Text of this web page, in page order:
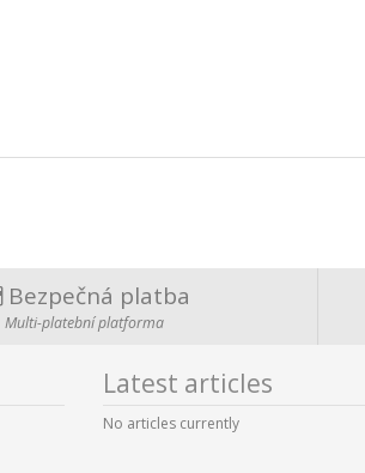
Bezpečná platba
Multi-platební platforma
Latest articles
No articles currently